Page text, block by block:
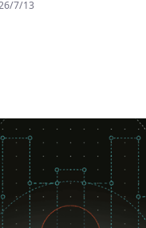
7/13